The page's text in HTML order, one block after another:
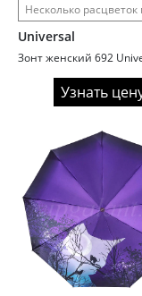
Несколько
Universal
Узнать